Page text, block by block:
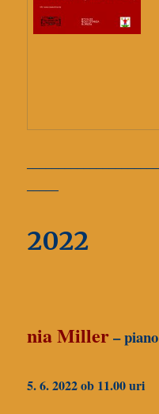
2022
nia Miller– piano
5. 6. 2022 ob 11.00 uri